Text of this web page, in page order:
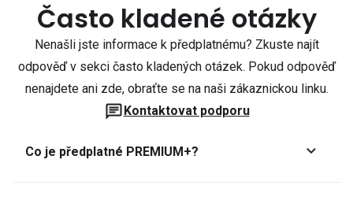
Často kladené otázky
Nenašli jste informace k předplatnému? Zkuste najít
odpověď v sekci často kladených otázek. Pokud odpověď
nenajdete ani zde, obraťte se na naši zákaznickou linku.
Kontaktovat podporu
Co je předplatné PREMIUM+?